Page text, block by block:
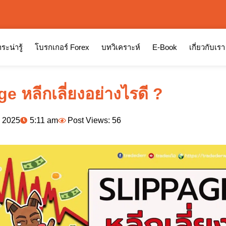
ะน่ารู้ โบรกเกอร์ Forex บทวิเคราะห์ E-Book เกี่ยวกับเรา
หลีกเลี่ยงอย่างไรดี ?
2025 5:11 am Post Views: 56